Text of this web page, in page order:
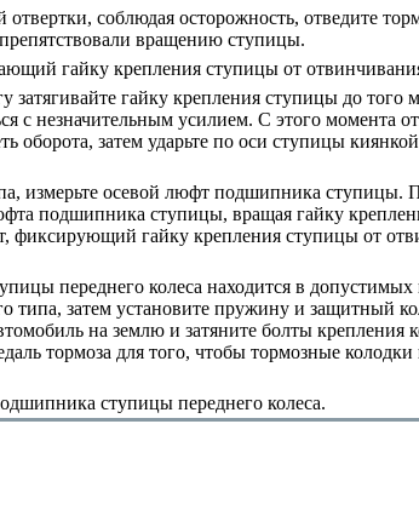
отвертки, соблюдая осторожность, отведите
вращению ступицы.
гайку крепления ступицы от
гайку крепления ступицы до того
с незначительным усилием. С этого момента
оборота, затем ударьте по оси ступицы
измерьте осевой люфт подшипника ступицы.
подшипника ступицы, вращая гайку
фиксирующий гайку крепления ступицы от
переднего колеса находится в допустимых
типа, затем установите пружину и защитный
на землю и затяните болты крепления
тормоза для того, чтобы тормозные
ступицы переднего колеса.